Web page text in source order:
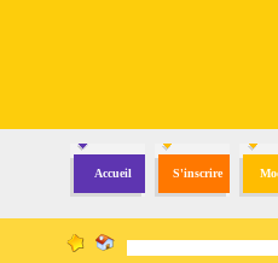
Accueil S'inscrire